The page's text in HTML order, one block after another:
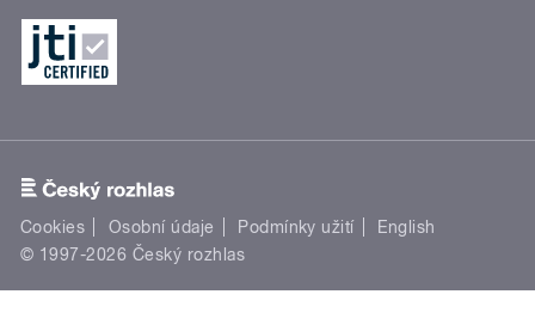
Cookies Osobní údaje Podmínky užití
English
© 1997-2026 Český rozhlas